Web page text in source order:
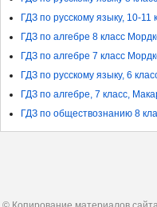
ГДЗ по русскому языку, 10-11
ГДЗ по алгебре 8 класс
ГДЗ по алгебре 7 класс
ГДЗ по русскому языку, 6
ГДЗ по алгебре, 7 класс,
ГДЗ по обществознанию 8